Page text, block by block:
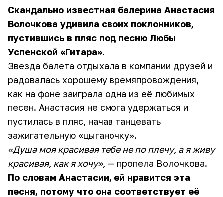
Скандально известная балерина Анастасия
Волочкова удивила своих поклонников,
пустившись в пляс под песню Любы
Успенской «Гитара».
Звезда балета отдыхала в компании друзей и
радовалась хорошему времяпровождения,
как на фоне заиграла одна из её любимых
песен. Анастасия не смога удержаться и
пустилась в пляс, начав танцевать
зажигательную «цыганочку».
«Душа моя красивая тебе не по плечу, а я живу
красивая, как я хочу», — пропела Волочкова.
По словам Анастасии, ей нравится эта
песня, потому что она соответствует её